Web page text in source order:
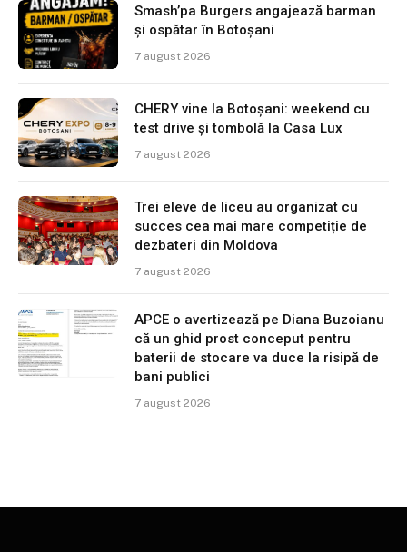
Smash’pa Burgers angajează barman
și ospătar în Botoșani
7 august 2026
CHERY vine la Botoșani: weekend cu
test drive și tombolă la Casa Lux
7 august 2026
Trei eleve de liceu au organizat cu
succes cea mai mare competiție de
dezbateri din Moldova
7 august 2026
APCE o avertizează pe Diana Buzoianu
că un ghid prost conceput pentru
baterii de stocare va duce la risipă de
bani publici
7 august 2026